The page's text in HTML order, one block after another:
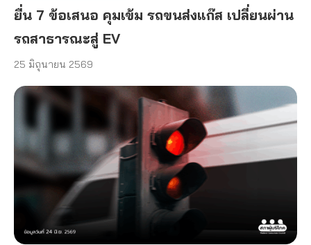
ยื่น 7 ข้อเสนอ คุมเข้ม รถขนส่งแก๊ส เปลี่ยนผ่าน
รถสาธารณะสู่ EV
25 มิถุนายน 2569